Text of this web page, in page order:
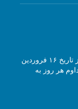
مجله آنلاین موسیقی «گفتگوی هارمونیک»، از تاریخ ۱۶ فروردین
هر روز به